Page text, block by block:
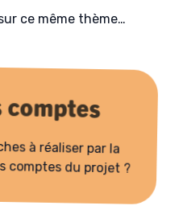
ce même thème…
comptes
à réaliser par la
comptes du projet ?